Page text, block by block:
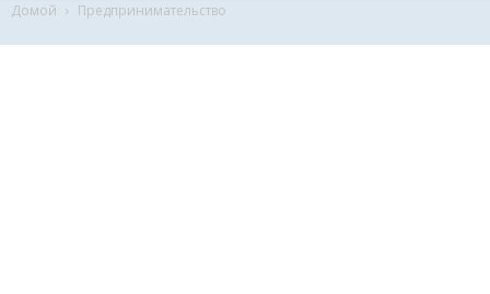
Домой Предпринимательство